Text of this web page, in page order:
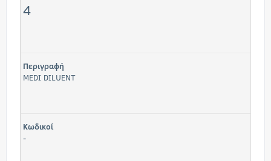
4
Περιγραφή
MEDI DILUENT
Κωδικοί
-